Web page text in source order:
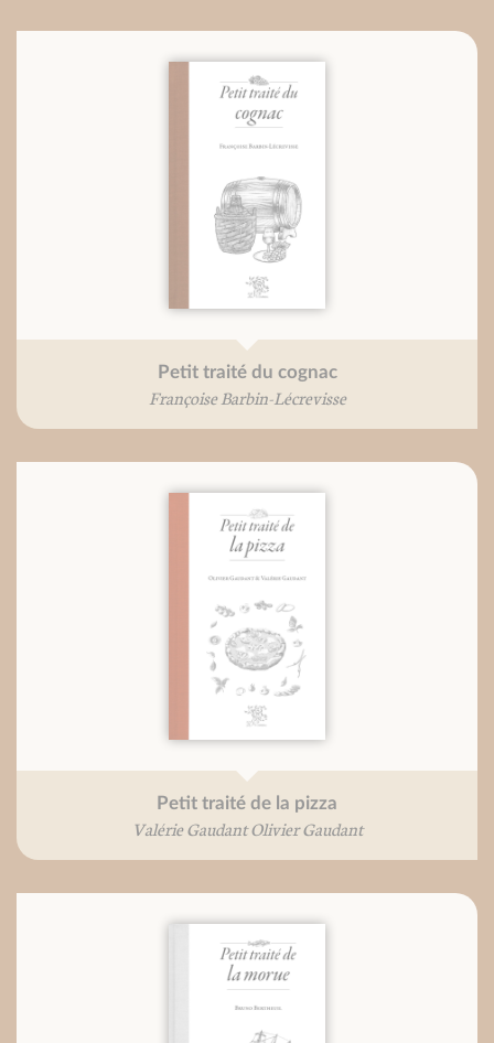
Petit traité du cognac
Françoise Barbin-Lécrevisse
Petit traité de la pizza
Valérie Gaudant Olivier Gaudant